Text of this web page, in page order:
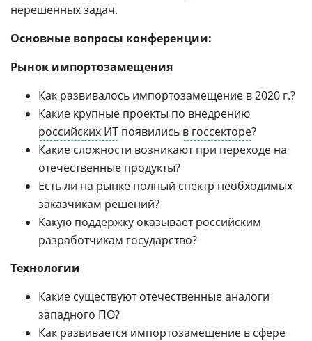
нерешенных задач.
Основные вопросы конференции:
Рынок импортозамещения
Как развивалось импортозамещение в 2020 г.?
Какие крупные проекты по внедрению
российских ИТ появились в госсекторе?
Какие сложности возникают при переходе на
отечественные продукты?
Есть ли на рынке полный спектр необходимых
заказчикам решений?
Какую поддержку оказывает российским
разработчикам государство?
Технологии
Какие существуют отечественные аналоги
западного ПО?
Как развивается импортозамещение в сфере